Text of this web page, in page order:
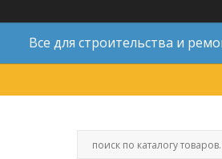
Все для строительства и